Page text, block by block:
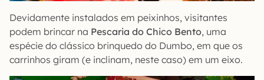
Devidamente instalados em peixinhos, visitantes
podem brincar na Pescaria do Chico Bento, uma
espécie do clássico brinquedo do Dumbo, em que os
carrinhos giram (e inclinam, neste caso) em um eixo.